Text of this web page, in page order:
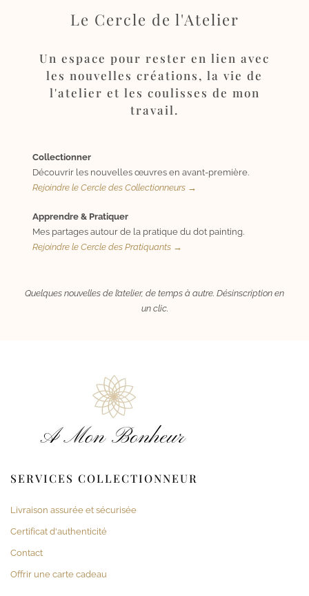
Le Cercle de l'Atelier
Un espace pour rester en lien avec
les nouvelles créations, la vie de
l'atelier et les coulisses de mon
travail.
Collectionner
Découvrir les nouvelles œuvres en avant-première.
Rejoindre le Cercle des Collectionneurs →
Apprendre & Pratiquer
Mes partages autour de la pratique du dot painting.
Rejoindre le Cercle des Pratiquants →
Quelques nouvelles de l’atelier, de temps à autre. Désinscription en
un clic.
SERVICES COLLECTIONNEUR
Livraison assurée et sécurisée
Certificat d'authenticité
Contact
Offrir une carte cadeau